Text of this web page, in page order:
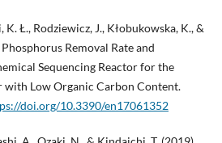
Ł., Rodziewicz, J., Kłobukowska, K., &
Removal Rate and
Sequencing Reactor for the
with Low Organic Carbon Content.
doi.org/10.3390/en17061352